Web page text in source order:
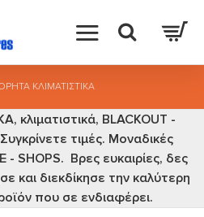
ΚΛΙΜΑΤΙΣΤΙΚΑ
κλιματιστικά, BLACKOUT -
τιμές. Μοναδικές
- SHOPS. Βρες ευκαιρίες, δες
και διεκδίκησε την καλύτερη
που σε ενδιαφέρει.